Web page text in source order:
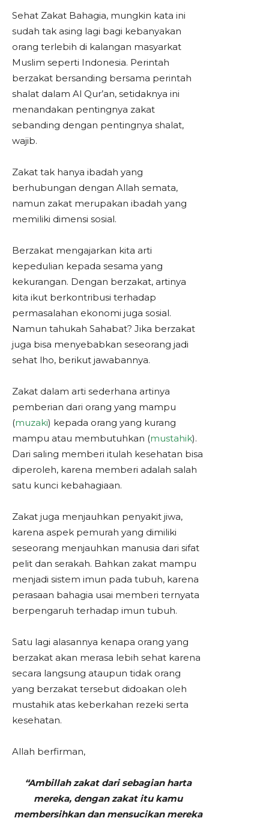
Sehat Zakat Bahagia, mungkin kata ini
sudah tak asing lagi bagi kebanyakan
orang terlebih di kalangan masyarkat
Muslim seperti Indonesia. Perintah
berzakat bersanding bersama perintah
shalat dalam Al Qur’an, setidaknya ini
menandakan pentingnya zakat
sebanding dengan pentingnya shalat,
wajib.
Zakat tak hanya ibadah yang
berhubungan dengan Allah semata,
namun zakat merupakan ibadah yang
memiliki dimensi sosial.
Berzakat mengajarkan kita arti
kepedulian kepada sesama yang
kekurangan. Dengan berzakat, artinya
kita ikut berkontribusi terhadap
permasalahan ekonomi juga sosial.
Namun tahukah Sahabat? Jika berzakat
juga bisa menyebabkan seseorang jadi
sehat lho, berikut jawabannya.
Zakat dalam arti sederhana artinya
pemberian dari orang yang mampu
(muzaki) kepada orang yang kurang
mampu atau membutuhkan (mustahik).
Dari saling memberi itulah kesehatan bisa
diperoleh, karena memberi adalah salah
satu kunci kebahagiaan.
Zakat juga menjauhkan penyakit jiwa,
karena aspek pemurah yang dimiliki
seseorang menjauhkan manusia dari sifat
pelit dan serakah. Bahkan zakat mampu
menjadi sistem imun pada tubuh, karena
perasaan bahagia usai memberi ternyata
berpengaruh terhadap imun tubuh.
Satu lagi alasannya kenapa orang yang
berzakat akan merasa lebih sehat karena
secara langsung ataupun tidak orang
yang berzakat tersebut didoakan oleh
mustahik atas keberkahan rezeki serta
kesehatan.
Allah berfirman,
“Ambillah zakat dari sebagian harta
mereka, dengan zakat itu kamu
membersihkan dan mensucikan mereka